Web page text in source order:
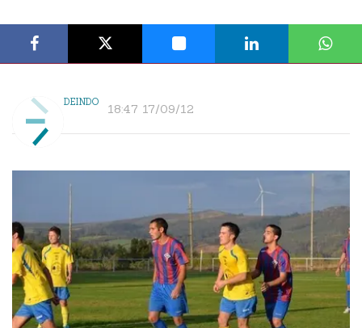
DEINDO 18:47 17/09/12